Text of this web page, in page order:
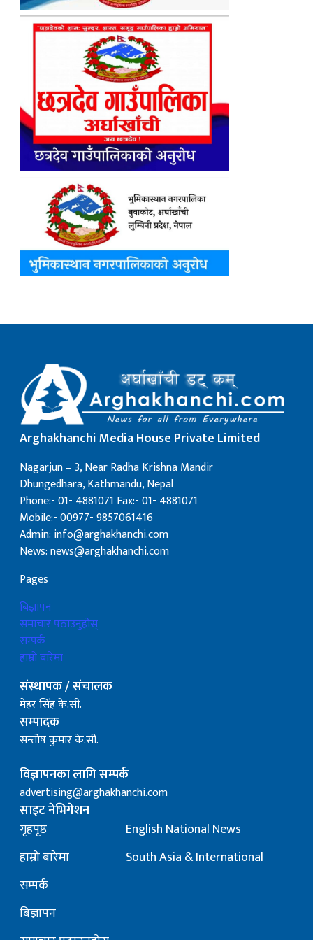
Arghakhanchi Media House Private Limited
Nagarjun – 3, Near Radha Krishna Mandir
Dhungedhara, Kathmandu, Nepal
Phone:- 01- 4881071 Fax:- 01- 4881071
Mobile:- 00977- 9857061416
Admin: info@arghakhanchi.com
News: news@arghakhanchi.com
Pages
बिज्ञापन
समाचार पठाउनुहोस्
सम्पर्क
हाम्रो बारेमा
संस्थापक / संचालक
मेहर सिंह के.सी.
सम्पादक
सन्तोष कुमार के.सी.
विज्ञापनका लागि सम्पर्क
advertising@arghakhanchi.com
साइट नेभिगेशन
गृहपृष्ठ
हाम्रो बारेमा
सम्पर्क
बिज्ञापन
English National News
South Asia & International